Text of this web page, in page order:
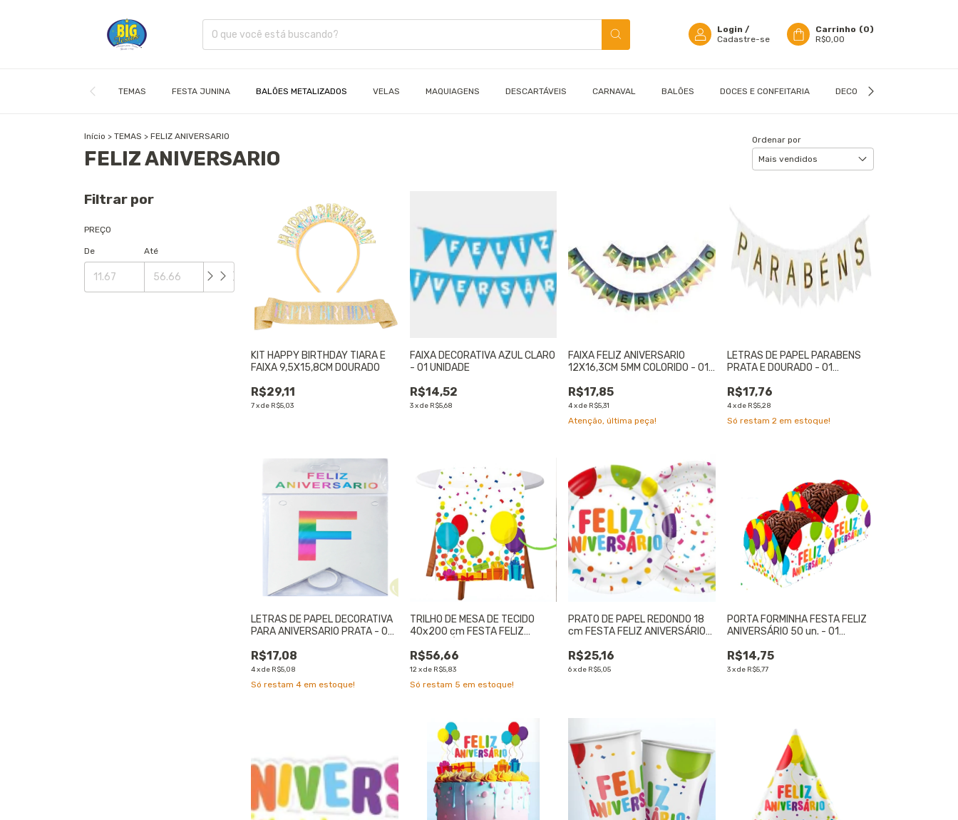
Login /
Cadastre-se
Carrinho (0)
R$0,00
TEMAS FESTA JUNINA BALÕES METALIZADOS VELAS MAQUIAGENS DESCARTÁVEIS CARNAVAL BALÕES DOCES E CONFEITARIA DECORAÇÃO
Início > TEMAS > FELIZ ANIVERSARIO
FELIZ ANIVERSARIO
Ordenar por
Filtrar por
PREÇO
De Até
KIT HAPPY BIRTHDAY TIARA E
FAIXA 9,5X15,8CM DOURADO
R$29,11
7xde R$5,03
FAIXA DECORATIVA AZUL CLARO
- 01 UNIDADE
R$14,52
3xde R$5,68
FAIXA FELIZ ANIVERSARIO
12X16,3CM 5MM COLORIDO - 01
R$17,85
4xde R$5,31
Atenção, última peça!
LETRAS DE PAPEL PARABENS
PRATA E DOURADO - 01
R$17,76
4 xde R$5,28
Só restam 2em estoque!
LETRAS DE PAPEL DECORATIVA
PARA ANIVERSARIO PRATA - 01
R$17,08
4xde R$5,08
Só restam4 em estoque!
TRILHO DE MESA DE TECIDO
40x200 cm FESTA FELIZ
R$56,66
12xde R$5,83
Só restam 5 em estoque!
PRATO DE PAPEL REDONDO 18
cm FESTA FELIZ ANIVERSÁRIO
R$25,16
6xde R$5,05
PORTA FORMINHA FESTA FELIZ
ANIVERSÁRIO 50 un. - 01
R$14,75
3 xde R$5,77